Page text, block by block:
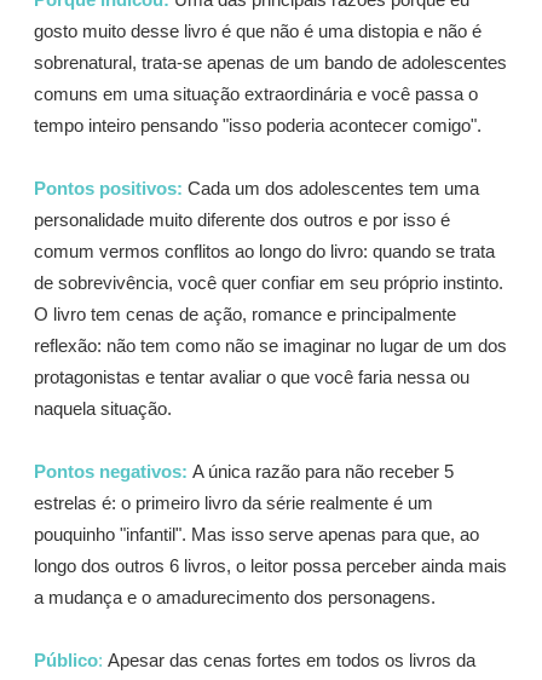
gosto muito desse livro é que não é uma distopia e não é
sobrenatural, trata-se apenas de um bando de adolescentes
comuns em uma situação extraordinária e você passa o
tempo inteiro pensando "isso poderia acontecer comigo".
Pontos positivos: Cada um dos adolescentes tem uma
personalidade muito diferente dos outros e por isso é
comum vermos conflitos ao longo do livro: quando se trata
de sobrevivência, você quer confiar em seu próprio instinto.
O livro tem cenas de ação, romance e principalmente
reflexão: não tem como não se imaginar no lugar de um dos
protagonistas e tentar avaliar o que você faria nessa ou
naquela situação.
Pontos negativos: A única razão para não receber 5
estrelas é: o primeiro livro da série realmente é um
pouquinho "infantil". Mas isso serve apenas para que, ao
longo dos outros 6 livros, o leitor possa perceber ainda mais
a mudança e o amadurecimento dos personagens.
Público: Apesar das cenas fortes em todos os livros da